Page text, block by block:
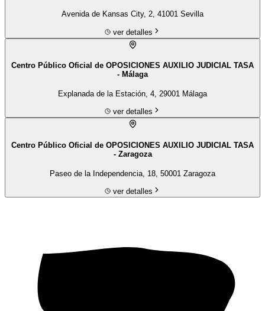
Avenida de Kansas City, 2, 41001 Sevilla
ver detalles
Centro Público Oficial de OPOSICIONES AUXILIO JUDICIAL TASA
- Málaga
Explanada de la Estación, 4, 29001 Málaga
ver detalles
Centro Público Oficial de OPOSICIONES AUXILIO JUDICIAL TASA
- Zaragoza
Paseo de la Independencia, 18, 50001 Zaragoza
ver detalles